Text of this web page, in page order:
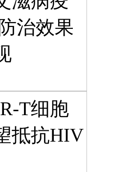
治效果
T细胞
抵抗HIV